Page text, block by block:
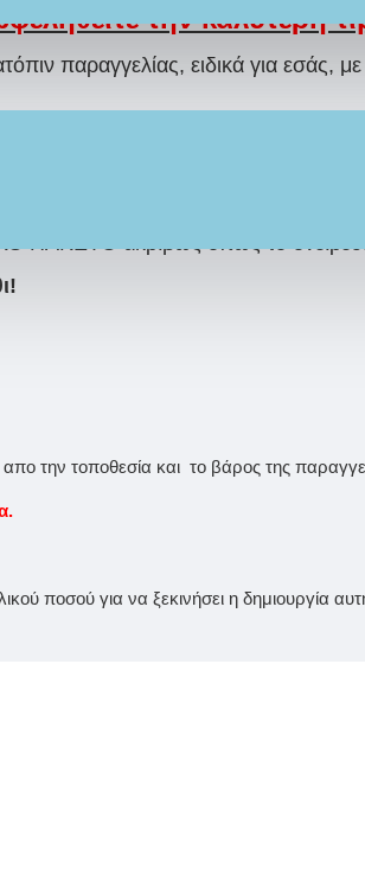
την καλύτερη
παραγγελίας, ειδικά για εσάς,
ΠΑΚΕΤΟ ακριβώς όπως το
την τοποθεσία και το βάρος της
ποσού για να ξεκινήσει η δημιουργία